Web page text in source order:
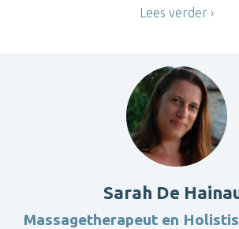
Lees verder
Sarah De
Massagetherapeut en